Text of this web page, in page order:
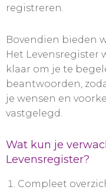
registreren.
Bovendien bieden
Het Levensregister
klaar om je te
beantwoorden,
je wensen en
vastgelegd.
Wat kun je
Levensregister?
Compleet